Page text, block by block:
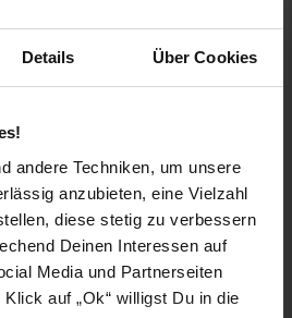
Details Über Cookies
andere Techniken, um unsere
anzubieten, eine Vielzahl
diese stetig zu verbessern
Deinen Interessen auf
Media und Partnerseiten
auf „Ok“ willigst Du in die
5 Sternen
4rain VASO 2in1
Regenspeicher 220L
graphitegrau
Kundenbewertung: 4,58 von 5